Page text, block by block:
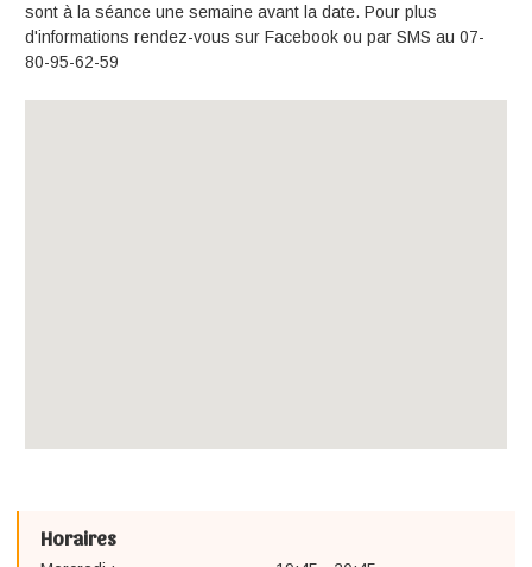
sont à la séance une semaine avant la date. Pour plus
d'informations rendez-vous sur Facebook ou par SMS au 07-
80-95-62-59
Horaires